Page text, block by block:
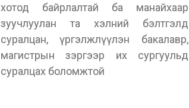
хотод байрлалтай ба манайхаар
зуучлуулан та хэлний бэлтгэлд
суралцан, үргэлжлүүлэн бакалавр,
магистрын зэргээр их сургуульд
суралцах боломжтой